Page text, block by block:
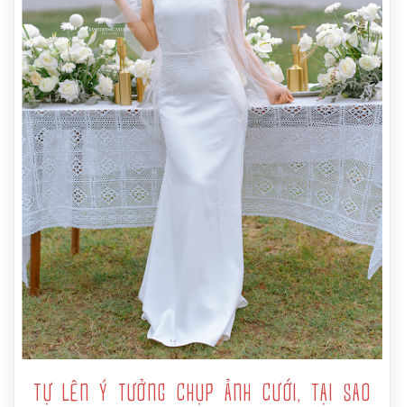
TỰ LÊN Ý TƯỞNG CHỤP ẢNH CƯỚI, TẠI SAO